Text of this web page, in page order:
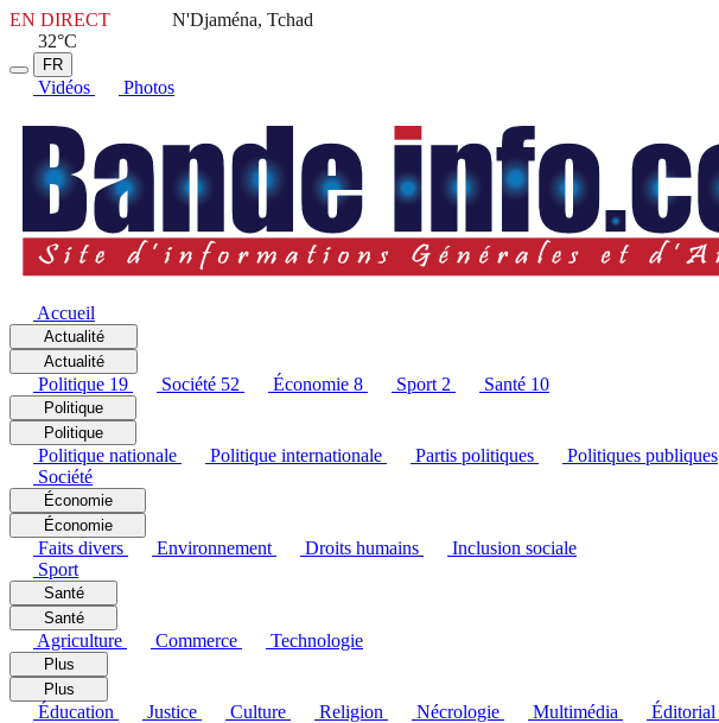
EN DIRECT
N'Djaména, Tchad
32°C
FR
Vidéos Photos
Accueil
Actualité
Actualité
Politique 19 Société 52 Économie 8 Sport 2 Santé 10
Politique
Politique
Politique nationale Politique internationale Partis politiques
Politiques publiques
Société
Économie
Économie
Faits divers Environnement Droits humains
Inclusion sociale
Sport
Santé
Santé
Agriculture Commerce Technologie
Plus
Plus
Éducation Justice Culture Religion Nécrologie Multimédia Éditorial